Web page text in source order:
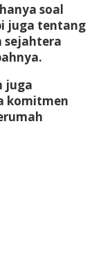
soal
juga tentang
sejahtera
juga
komitmen